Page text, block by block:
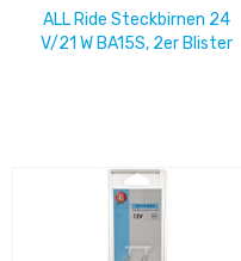
ALL Ride Steckbirnen 24
V/21 W BA15S, 2er Blister